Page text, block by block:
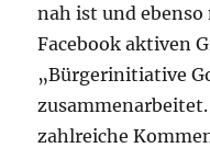
nah ist und
Facebook aktiven
„Bürgerinitiative
zahlreiche